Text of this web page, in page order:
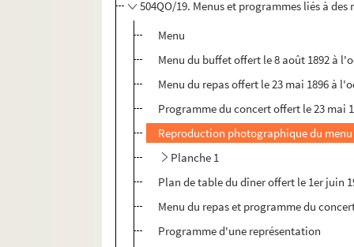
504QO/19. Menus et programmes liés à
Menu
Menu du buffet offert le 8 août 1892 à
Menu du repas offert le 23 mai 1896 à
Programme du concert offert le 23 mai
Reproduction photographique du menu
Planche 1
Plan de table du dîner offert le 1er juin
Menu du repas et programme du
Programme d'une représentation